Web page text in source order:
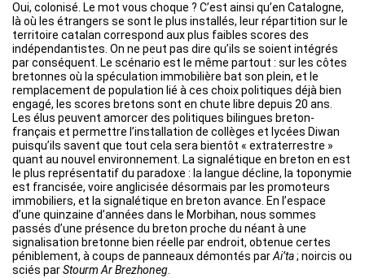
Oui, colonisé. Le mot vous choque ? C’est ainsi qu’en Catalogne,
là où les étrangers se sont le plus installés, leur répartition sur le
territoire catalan correspond aux plus faibles scores des
indépendantistes. On ne peut pas dire qu’ils se soient intégrés
par conséquent. Le scénario est le même partout : sur les côtes
bretonnes où la spéculation immobilière bat son plein, et le
remplacement de population lié à ces choix politiques déjà bien
engagé, les scores bretons sont en chute libre depuis 20 ans.
Les élus peuvent amorcer des politiques bilingues breton-
français et permettre l’installation de collèges et lycées Diwan
puisqu’ils savent que tout cela sera bientôt « extraterrestre »
quant au nouvel environnement. La signalétique en breton en est
le plus représentatif du paradoxe : la langue décline, la toponymie
est francisée, voire anglicisée désormais par les promoteurs
immobiliers, et la signalétique en breton avance. En l’espace
d’une quinzaine d’années dans le Morbihan, nous sommes
passés d’une présence du breton proche du néant à une
signalisation bretonne bien réelle par endroit, obtenue certes
péniblement, à coups de panneaux démontés parAi’ta; noircis ou
sciés parStourm Ar Brezhoneg.